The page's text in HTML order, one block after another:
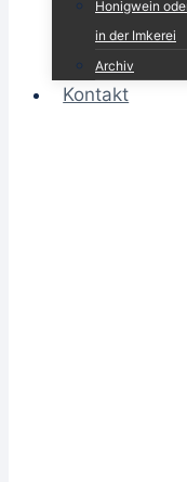
Honigwein
in der Imkerei
Archiv
Kontakt